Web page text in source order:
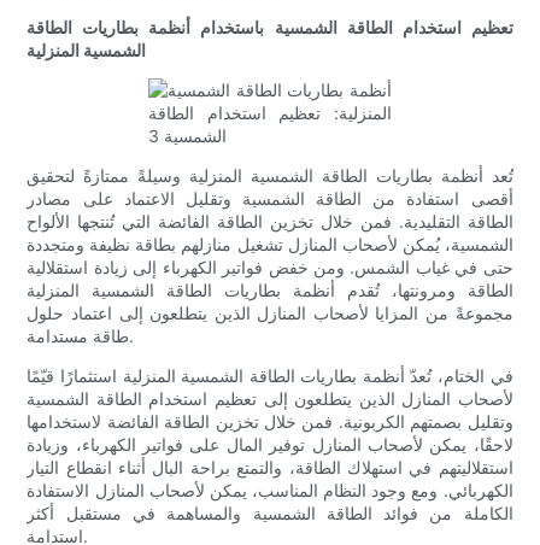
تعظيم استخدام الطاقة الشمسية باستخدام أنظمة بطاريات الطاقة
الشمسية المنزلية
تُعد أنظمة بطاريات الطاقة الشمسية المنزلية وسيلةً ممتازةً لتحقيق
أقصى استفادة من الطاقة الشمسية وتقليل الاعتماد على مصادر
الطاقة التقليدية. فمن خلال تخزين الطاقة الفائضة التي تُنتجها الألواح
الشمسية، يُمكن لأصحاب المنازل تشغيل منازلهم بطاقة نظيفة ومتجددة
حتى في غياب الشمس. ومن خفض فواتير الكهرباء إلى زيادة استقلالية
الطاقة ومرونتها، تُقدم أنظمة بطاريات الطاقة الشمسية المنزلية
مجموعةً من المزايا لأصحاب المنازل الذين يتطلعون إلى اعتماد حلول
طاقة مستدامة.
في الختام، تُعدّ أنظمة بطاريات الطاقة الشمسية المنزلية استثمارًا قيّمًا
لأصحاب المنازل الذين يتطلعون إلى تعظيم استخدام الطاقة الشمسية
وتقليل بصمتهم الكربونية. فمن خلال تخزين الطاقة الفائضة لاستخدامها
لاحقًا، يمكن لأصحاب المنازل توفير المال على فواتير الكهرباء، وزيادة
استقلاليتهم في استهلاك الطاقة، والتمتع براحة البال أثناء انقطاع التيار
الكهربائي. ومع وجود النظام المناسب، يمكن لأصحاب المنازل الاستفادة
الكاملة من فوائد الطاقة الشمسية والمساهمة في مستقبل أكثر
استدامة.